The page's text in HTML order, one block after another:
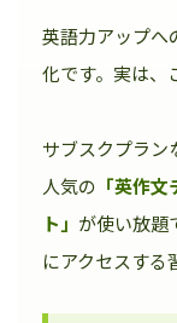
英語力アップへ
化です。実は、
サブスクプラン
人気の 「英作文
ト」 が使い放題
にアクセスする